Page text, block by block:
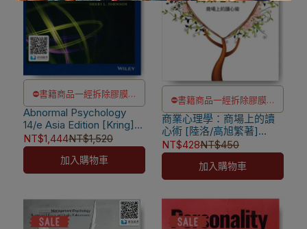
⛔書籍商品一經拆除膠膜，
除非瑕疵換書不提供退貨與
退款
✅訂購數量5本以上另有優
惠，請洽LINE客服訂購
Abnormal Psychology
14/e Asia Edition [Kring]
9781119586845
NT$1,444NT$1,520
加入購物車
⛔書籍商品一經拆除膠膜，
除非瑕疵換書不提供退貨與
退款
✅訂購數量5本以上另有優
惠，請洽LINE客服訂購
商業心理學：商場上的讀
心術 [陸洛/高旭繁著]
9789866264986
NT$428NT$450
加入購物車